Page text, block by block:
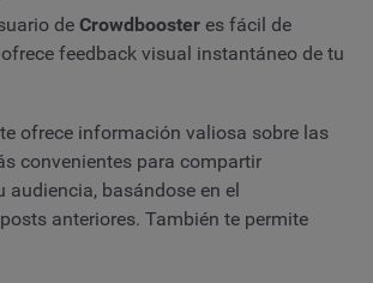
de Crowdbooster es fácil de
feedback visual instantáneo de tu
ofrece información valiosa sobre las
convenientes para compartir
audiencia, basándose en el
anteriores. También te permite